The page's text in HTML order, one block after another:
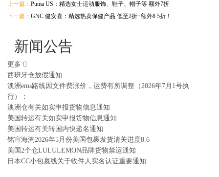
上一篇： Puma US：精选女士运动服饰、鞋子、帽子等 额外7折
下一篇： GNC 健安喜：精选热卖保健产品 低至2折+额外8.5折！
新闻公告
更多
西班牙仓放假通知
澳洲ems路线因文件费涨价，运费有所调整（2026年7月1号执
行）：
澳洲仓有关如实申报货物信息通知
美国转运有关如实申报货物信息通知
美国转运有关转国内快递名通知
铭宣海淘2026年5月份美国包裹发货清关进度8.6
美国2个仓LULULEMON品牌货物禁运通知
日本CC小包裹线关于收件人实名认证重要通知